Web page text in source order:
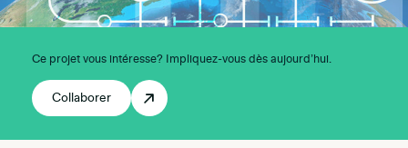
Ce projet vous intéresse? Impliquez-vous dès aujourd’hui.
Collaborer